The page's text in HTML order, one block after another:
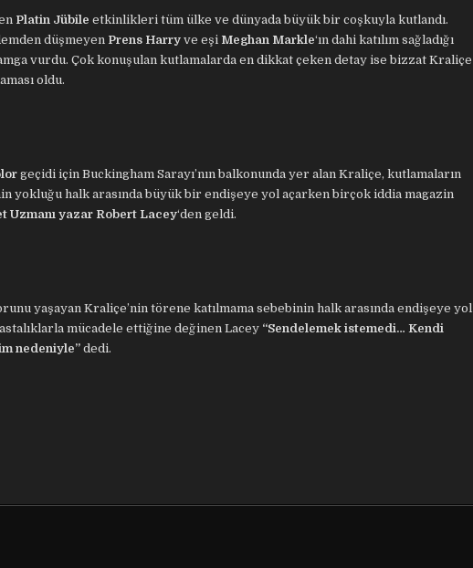
Platin Jübile etkinlikleri tüm ülke ve dünyada büyük bir coşkuyla kutlandı.
düşmeyen Prens Harry ve eşi Meghan Markle‘ın dahi katılım sağladığı
vurdu. Çok konuşulan kutlamalarda en dikkat çeken detay ise bizzat Kraliçe
oldu.
geçidi için Buckingham Sarayı’nın balkonunda yer alan Kraliçe, kutlamaların
yokluğu halk arasında büyük bir endişeye yol açarken birçok iddia magazin
Uzmanı yazar Robert Lacey‘den geldi.
yaşayan Kraliçe’nin törene katılmama sebebinin halk arasında endişeye yol
mücadele ettiğine değinen Lacey “Sendelemek istemedi… Kendi
nedeniyle” dedi.